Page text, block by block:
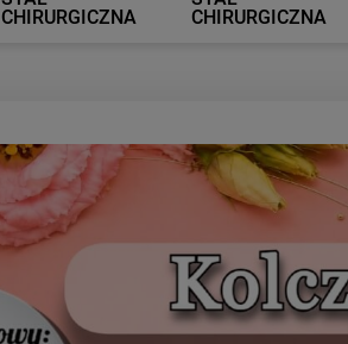
CHIRURGICZNA
CHIRURGICZNA